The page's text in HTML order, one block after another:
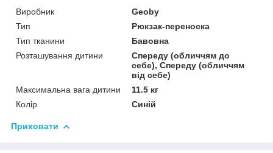
Виробник
Geoby
Тип
Рюкзак-переноска
Тип тканини
Бавовна
Розташування дитини
Спереду (обличчям до
себе), Спереду (обличчям
від себе)
Максимальна вага дитини
11.5 кг
Колір
Синій
Приховати